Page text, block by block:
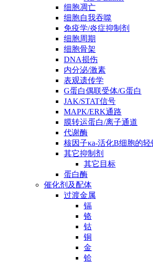
细胞凋亡
细胞自我吞噬
免疫学/炎症抑制剂
细胞周期
细胞骨架
DNA损伤
内分泌/激素
表观遗传学
G蛋白偶联受体/G蛋白
JAK/STAT信号
MAPK/ERK通路
膜转运蛋白/离子通道
代谢酶
核因子κa-活化B细胞的轻
其它抑制剂
其它目标
蛋白酶
催化剂及配体
过渡金属
镉
铬
钴
铜
金
铪